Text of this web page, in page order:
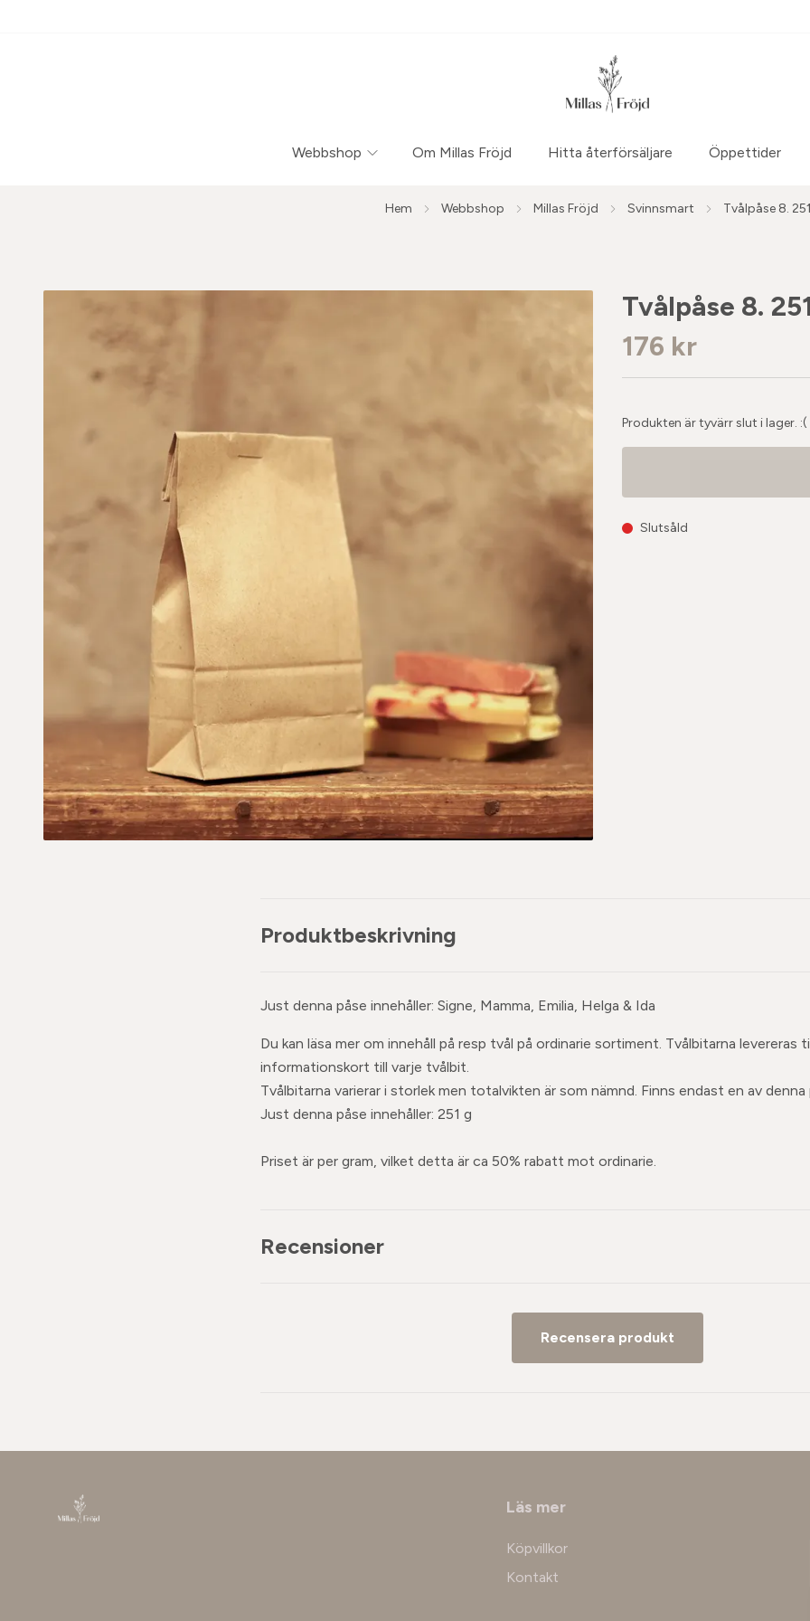
Webbshop Om Millas Fröjd Hitta återförsäljare Öppettider
Hem Webbshop Millas Fröjd Svinnsmart Tvålpåse 8.
Tvålpåse 8.
176 kr
Produkten är tyvärr slut i lager. :(
Slutsåld
Produktbeskrivning
Just denna påse innehåller: Signe, Mamma, Emilia, Helga & Ida
Du kan läsa mer om innehåll på resp tvål på ordinarie sortiment. Tvålbitarna levereras
informationskort till varje tvålbit.
Tvålbitarna varierar i storlek men totalvikten är som nämnd. Finns endast en av denna
Just denna påse innehåller: 251 g
Priset är per gram, vilket detta är ca 50% rabatt mot ordinarie.
Recensioner
Recensera produkt
Läs mer
Köpvillkor
Kontakt